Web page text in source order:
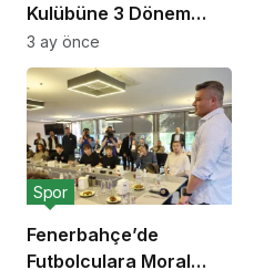
Kulübüne 3 Dönem
Transfer Yasağı!
3 ay önce
Fenerbahçe’de
Futbolculara Moral
Spor